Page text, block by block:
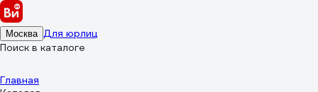
Москва Для юрлиц
Поиск в каталоге
Главная